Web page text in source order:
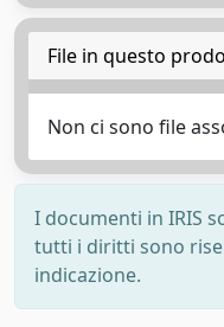
File in questo
Non ci sono file
I documenti in IRIS
tutti i diritti sono
indicazione.